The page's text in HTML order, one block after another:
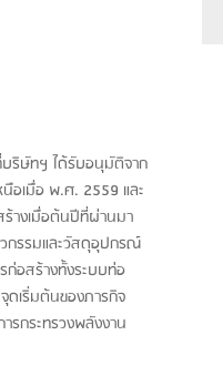
บริษัทฯ ได้รับอนุมัติจาก
อเมื่อ พ.ศ. 2559 และ
ร้างเมื่อต้นปีที่ผ่านมา
วกรรมและวัสดุอุปกรณ์
ก่อสร้างทั้งระบบท่อ
เริ่มต้นของภารกิจ
กระทรวงพลังงาน